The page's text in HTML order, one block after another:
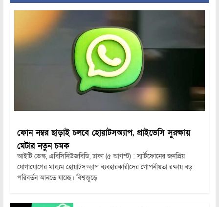
ফোন নম্বর ছাড়াই চলবে হোয়াটসঅ্যাপ, প্রাইভেসি সুরক্ষায়
মেটার নতুন চমক
আইটি ডেস্ক, এবিসিনিউজবিডি, ঢাকা (৫ আগস্ট) : স্মার্টফোনের জনপ্রিয়
যোগাযোগের মাধ্যম হোয়াটসঅ্যাপ ব্যবহারকারীদের গোপনীয়তা রক্ষায় বড়
পরিবর্তন আনতে যাচ্ছে। বিশ্বজুড়ে